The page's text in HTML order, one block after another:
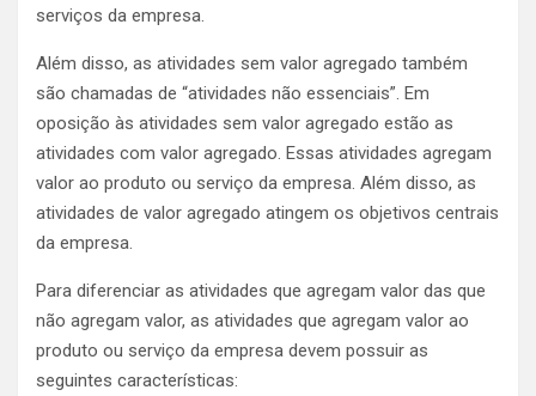
serviços da empresa.
Além disso, as atividades sem valor agregado também
são chamadas de “atividades não essenciais”. Em
oposição às atividades sem valor agregado estão as
atividades com valor agregado. Essas atividades agregam
valor ao produto ou serviço da empresa. Além disso, as
atividades de valor agregado atingem os objetivos centrais
da empresa.
Para diferenciar as atividades que agregam valor das que
não agregam valor, as atividades que agregam valor ao
produto ou serviço da empresa devem possuir as
seguintes características: